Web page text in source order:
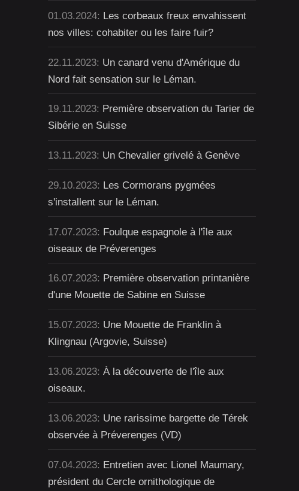
01.03.2024: Les corbeaux freux envahissent
nos villes: cohabiter ou les faire fuir?
22.11.2023: Un canard venu d'Amérique du
Nord fait sensation sur le Léman.
19.11.2023: Première observation du Tarier de
Sibérie en Suisse
13.11.2023: Un Chevalier grivelé à Genève
29.10.2023: Les Cormorans pygmées
s'installent sur le Léman.
17.07.2023: Foulque espagnole à l'île aux
oiseaux de Préverenges
16.07.2023: Première observation printanière
d'une Mouette de Sabine en Suisse
15.07.2023: Une Mouette de Franklin à
Klingnau (Argovie, Suisse)
13.06.2023:À la découverte de l'île aux
oiseaux.
13.06.2023: Une rarissime bargette de Térek
observée à Préverenges (VD)
07.04.2023: Entretien avec Lionel Maumary,
président du Cercle ornithologique de